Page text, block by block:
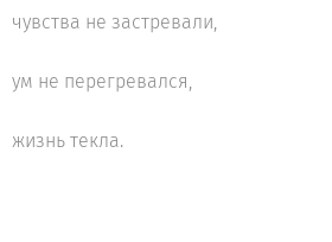
чувства не застревали,
ум не перегревался,
жизнь текла.